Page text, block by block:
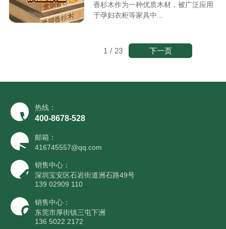
香杉木作为一种优质木材，被广泛应用
于孕妇衣柜等家具中...
1 / 23 下一页
热线：
400-8678-528
邮箱：
416745557@qq.com
销售中心：
深圳宝安区石岩街道洲石路49号
139 02909 110
销售中心：
东莞市厚街镇三屯下洲
136 5022 2172